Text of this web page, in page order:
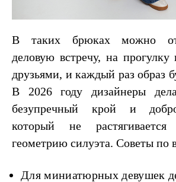
В таких брюках можно
деловую встречу, на
друзьями, и каждый раз образ
В 2026 году дизайнеры
безупречный крой и
который не
геометрию силуэта. Советы по
Для миниатюрных девушек